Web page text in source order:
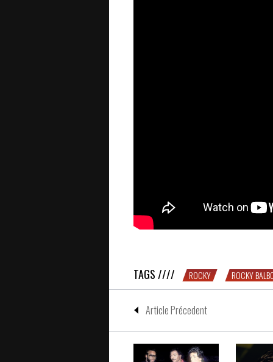
TAGS //// ROCKY ROCKY
Article Précedent